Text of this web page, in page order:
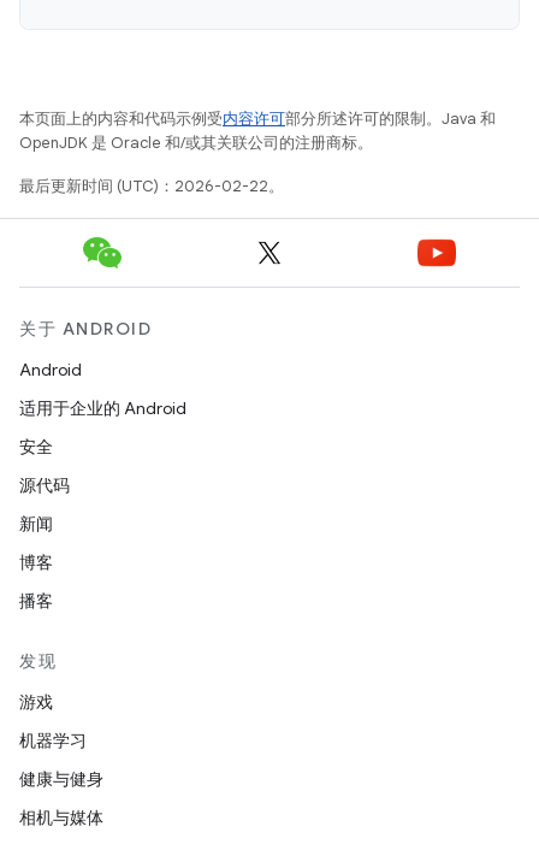
本页面上的内容和代码示例受内容许可部分所述许可的限制。Java 和
OpenJDK 是 Oracle 和/或其关联公司的注册商标。
最后更新时间 (UTC)：2026-02-22。
关于 ANDROID
Android
适用于企业的 Android
安全
源代码
新闻
博客
播客
发现
游戏
机器学习
健康与健身
相机与媒体